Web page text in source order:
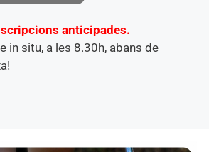
anticipades.
in situ, a les 8.30h, abans de